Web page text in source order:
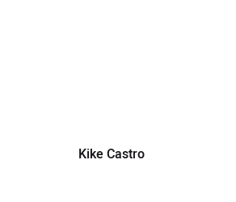
Kike Castro